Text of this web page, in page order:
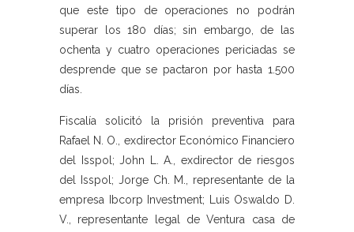
que este tipo de operaciones no podrán
superar los 180 días; sin embargo, de las
ochenta y cuatro operaciones periciadas se
desprende que se pactaron por hasta 1.500
días.
Fiscalía solicitó la prisión preventiva para
Rafael N. O., exdirector Económico Financiero
del Isspol; John L. A., exdirector de riesgos
del Isspol; Jorge Ch. M., representante de la
empresa Ibcorp Investment; Luis Oswaldo D.
V., representante legal de Ventura casa de